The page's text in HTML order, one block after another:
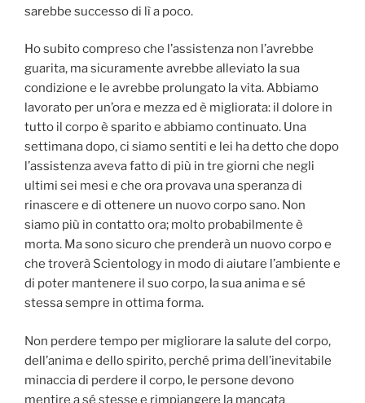
sarebbe successo di lì a poco.
Ho subito compreso che l’assistenza non l’avrebbe
guarita, ma sicuramente avrebbe alleviato la sua
condizione e le avrebbe prolungato la vita. Abbiamo
lavorato per un’ora e mezza ed è migliorata: il dolore in
tutto il corpo è sparito e abbiamo continuato. Una
settimana dopo, ci siamo sentiti e lei ha detto che dopo
l’assistenza aveva fatto di più in tre giorni che negli
ultimi sei mesi e che ora provava una speranza di
rinascere e di ottenere un nuovo corpo sano. Non
siamo più in contatto ora; molto probabilmente è
morta. Ma sono sicuro che prenderà un nuovo corpo e
che troverà Scientology in modo di aiutare l’ambiente e
di poter mantenere il suo corpo, la sua anima e sé
stessa sempre in ottima forma.
Non perdere tempo per migliorare la salute del corpo,
dell’anima e dello spirito, perché prima dell’inevitabile
minaccia di perdere il corpo, le persone devono
mentire a sé stesse e rimpiangere la mancata